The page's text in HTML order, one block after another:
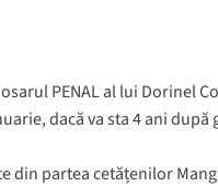
PENAL al lui Dorinel
dacă va sta 4 ani după
din partea cetățenilor